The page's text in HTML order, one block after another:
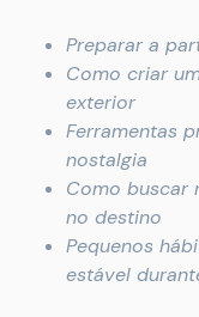
Preparar a
Como criar
exterior
Ferramentas
nostalgia
Como buscar
no destino
Pequenos
estável